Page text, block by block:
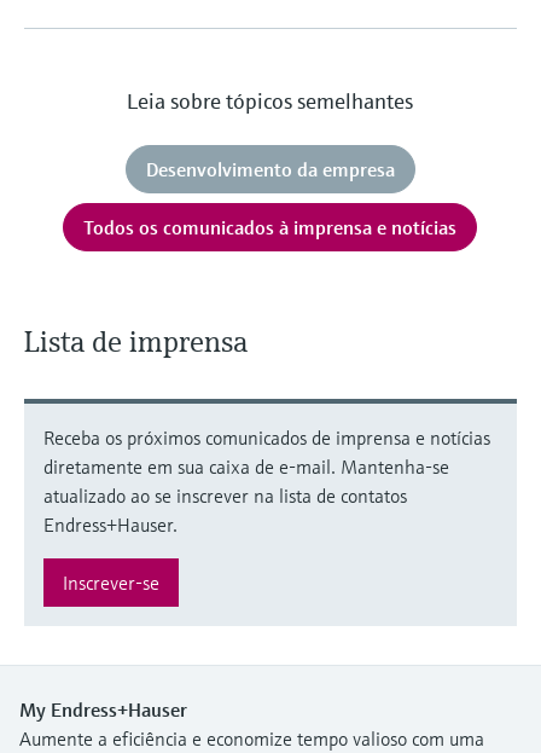
Leia sobre tópicos semelhantes
Desenvolvimento da empresa
Todos os comunicados à imprensa e notícias
Lista de imprensa
Receba os próximos comunicados de imprensa e notícias
diretamente em sua caixa de e-mail. Mantenha-se
atualizado ao se inscrever na lista de contatos
Endress+Hauser.
Inscrever-se
My Endress+Hauser
Aumente a eficiência e economize tempo valioso com uma